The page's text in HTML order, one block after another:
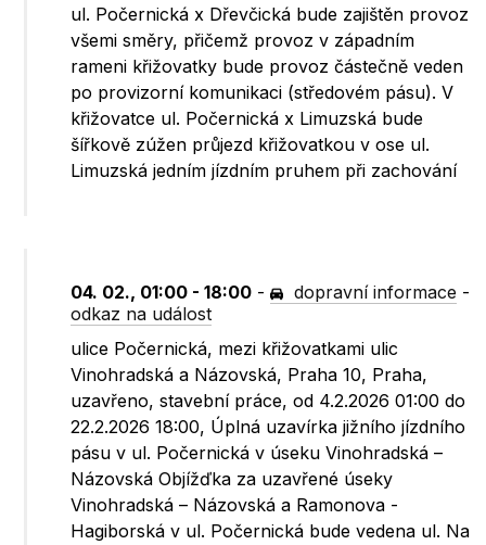
ul. Počernická x Dřevčická bude zajištěn provoz
všemi směry, přičemž provoz v západním
rameni křižovatky bude provoz částečně veden
po provizorní komunikaci (středovém pásu). V
křižovatce ul. Počernická x Limuzská bude
šířkově zúžen průjezd křižovatkou v ose ul.
Limuzská jedním jízdním pruhem při zachování
04. 02., 01:00 - 18:00 - dopravní informace -
odkaz na událost
ulice Počernická, mezi křižovatkami ulic
Vinohradská a Názovská, Praha 10, Praha,
uzavřeno, stavební práce, od 4.2.2026 01:00 do
22.2.2026 18:00, Úplná uzavírka jižního jízdního
pásu v ul. Počernická v úseku Vinohradská –
Názovská Objížďka za uzavřené úseky
Vinohradská – Názovská a Ramonova -
Hagiborská v ul. Počernická bude vedena ul. Na